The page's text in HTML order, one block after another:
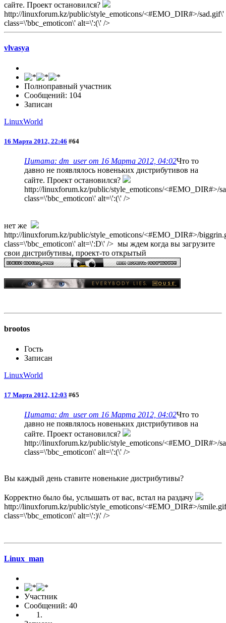
сайте. Проект остановился?
http://linuxforum.kz/public/style_emoticons/<#EMO_DIR#>/sad.gif\'
class=\'bbc_emoticon\' alt=\':(\' />
vlvasya
Полноправный участник
Сообщений: 104
Записан
LinuxWorld
16 Марта 2012, 22:46 #64
Цитата: dm_user от 16 Марта 2012, 04:02Что то
давно не появлялось новеньких дистрибутивов на
сайте. Проект остановился?
http://linuxforum.kz/public/style_emoticons/<#EMO_DIR#>/
class=\'bbc_emoticon\' alt=\':(\' />
нет же
http://linuxforum.kz/public/style_emoticons/<#EMO_DIR#>/
class=\'bbc_emoticon\' alt=\':D\' /> мы ждем когда вы загрузите
свои дистрибутивы, проект-то открытый
brootos
Гость
Записан
LinuxWorld
17 Марта 2012, 12:03 #65
Цитата: dm_user от 16 Марта 2012, 04:02Что то
давно не появлялось новеньких дистрибутивов на
сайте. Проект остановился?
http://linuxforum.kz/public/style_emoticons/<#EMO_DIR#>/
class=\'bbc_emoticon\' alt=\':(\' />
Вы каждый день ставите новенькие дистрибутивы?
Корректно было бы, услышать от вас, встал на раздачу
http://linuxforum.kz/public/style_emoticons/<#EMO_DIR#>/
class=\'bbc_emoticon\' alt=\':)\' />
Linux_man
Участник
Сообщений: 40